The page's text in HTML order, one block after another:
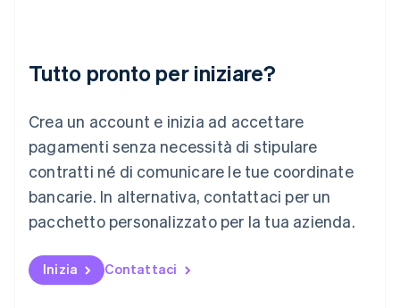
Tutto pronto per iniziare?
Crea un account e inizia ad accettare
pagamenti senza necessità di stipulare
contratti né di comunicare le tue coordinate
bancarie. In alternativa, contattaci per un
pacchetto personalizzato per la tua azienda.
Inizia Contattaci
Malta
English
EspañolEnglish
Norvegia
English
Nuova Zelanda
English
NederlandsEnglish
English
Portogallo